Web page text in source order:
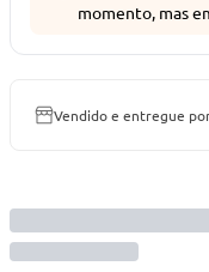
momento, mas
Vendido e entregue